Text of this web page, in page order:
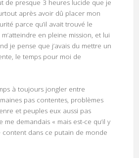
de presque 3 heures lucide que je
après avoir dû placer mon
parce qu’il avait trouvé le
en pleine mission, et lui
je pense que j’avais du mettre un
le temps pour moi de
à toujours jongler entre
pas contentes, problèmes
et peuples eux aussi pas
me demandais « mais est-ce qu’il y
content dans ce putain de monde